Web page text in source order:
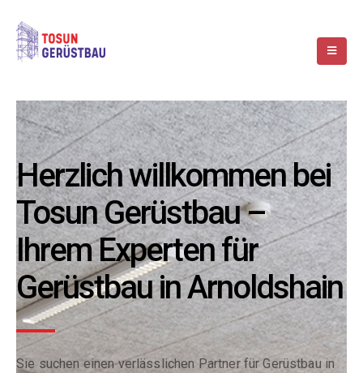
Herzlich willkommen bei
Tosun Gerüstbau –
Ihrem Experten für
Gerüstbau in Arnoldshain
Sie suchen einen verlässlichen Partner für Gerüstbau in